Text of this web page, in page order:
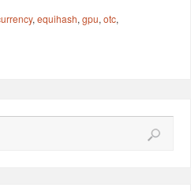
,equihash,gpu,otc,